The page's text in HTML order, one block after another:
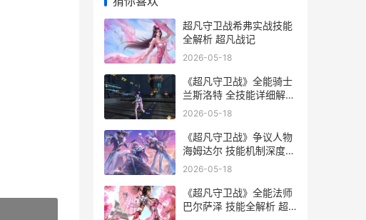
超凡守卫战希弗实战技能
全解析 超凡战记
2026-05-18
《超凡守卫战》全能骑士
兰斯洛特 全技能详细解答
《超凡守卫战》在线观看
2026-05-18
《超凡守卫战》争议人物
海姆达尔 技能机制深度解
析 《超凡守卫战》在线观
2026-05-18
《超凡守卫战》全能法师
巴尔萨泽 技能全解析 超